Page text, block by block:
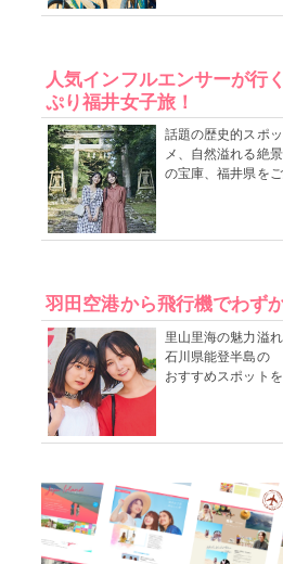
人気インフルエンサーが行
ぷり福井女子旅！
話題の歴史的スポ
メ、自然溢れる絶
の宝庫、福井県をご
羽田空港から飛行機でわず
里山里海の魅力溢
石川県能登半島の
おすすめスポットを